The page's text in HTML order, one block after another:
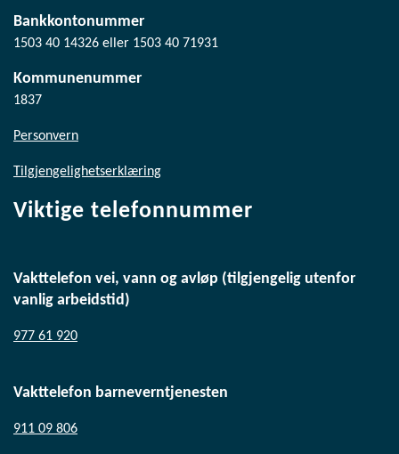
Bankkontonummer
1503 40 14326 eller 1503 40 71931
Kommunenummer
1837
Personvern
Tilgjengelighetserklæring
Viktige telefonnummer
Vakttelefon vei, vann og avløp (tilgjengelig utenfor
vanlig arbeidstid)
977 61 920
Vakttelefon barneverntjenesten
911 09 806